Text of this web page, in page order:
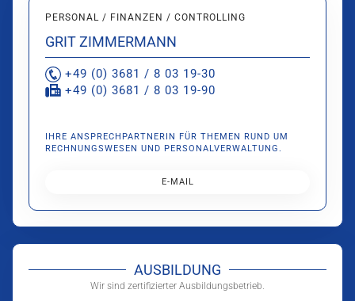
PERSONAL / FINANZEN / CONTROLLING
GRIT ZIMMERMANN
+49 (0) 3681 / 8 03 19-30
+49 (0) 3681 / 8 03 19-90
IHRE ANSPRECHPARTNERIN FÜR THEMEN RUND UM
RECHNUNGSWESEN UND PERSONALVERWALTUNG.
E-MAIL
AUSBILDUNG
Wir sind zertifizierter Ausbildungsbetrieb.